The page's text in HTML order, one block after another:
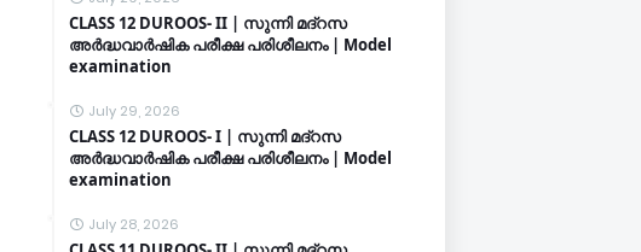
CLASS 12 DUROOS- II | സുന്നി മദ്റസ
അർദ്ധവാർഷിക പരീക്ഷ പരിശീലനം | Model
examination
July 29, 2026
CLASS 12 DUROOS- I | സുന്നി മദ്റസ
അർദ്ധവാർഷിക പരീക്ഷ പരിശീലനം | Model
examination
July 28, 2026